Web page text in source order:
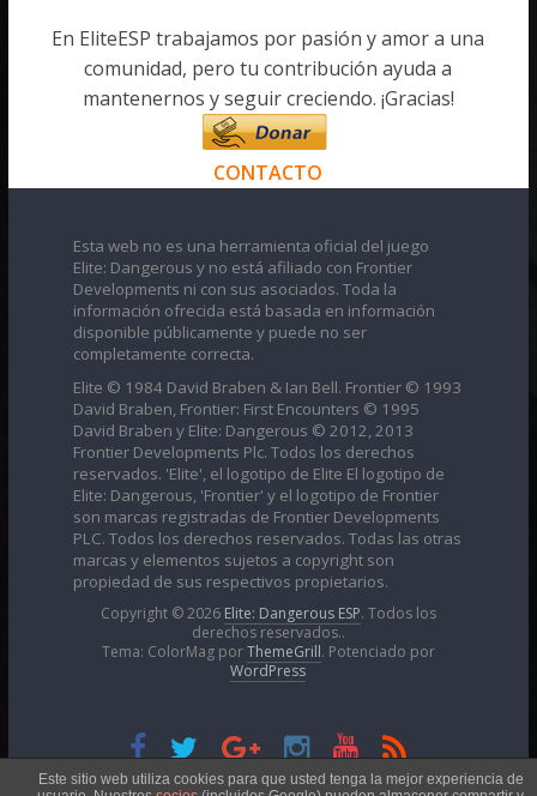
En EliteESP trabajamos por pasión y amor a una
comunidad, pero tu contribución ayuda a
mantenernos y seguir creciendo. ¡Gracias!
CONTACTO
Esta web no es una herramienta oficial del juego
Elite: Dangerous y no está afiliado con Frontier
Developments ni con sus asociados. Toda la
información ofrecida está basada en información
disponible públicamente y puede no ser
completamente correcta.
Elite © 1984 David Braben & Ian Bell. Frontier © 1993
David Braben, Frontier: First Encounters © 1995
David Braben y Elite: Dangerous © 2012, 2013
Frontier Developments Plc. Todos los derechos
reservados. 'Elite', el logotipo de Elite El logotipo de
Elite: Dangerous, 'Frontier' y el logotipo de Frontier
son marcas registradas de Frontier Developments
PLC. Todos los derechos reservados. Todas las otras
marcas y elementos sujetos a copyright son
propiedad de sus respectivos propietarios.
Copyright © 2026 Elite: Dangerous ESP . Todos los
derechos reservados..
Tema: ColorMag porThemeGrill . Potenciado por
WordPress
Esta obra está bajo unaLicencia Creative Commons
Este sitio web utiliza cookies para que usted tenga la mejor experiencia de